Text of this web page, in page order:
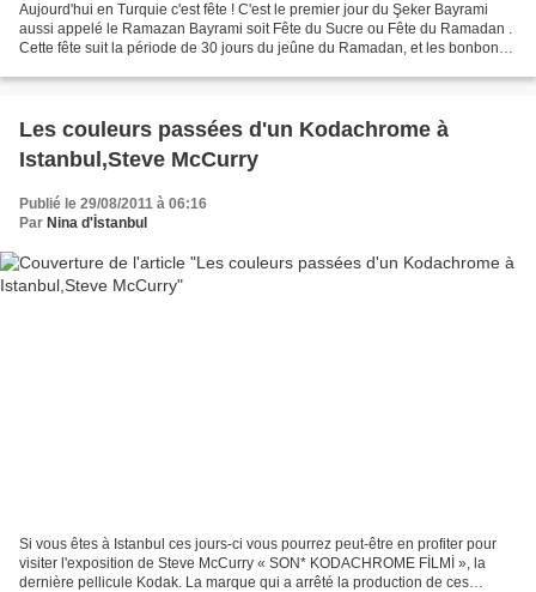
Aujourd'hui en Turquie c'est fête ! C'est le premier jour du Şeker Bayrami
aussi appelé le Ramazan Bayrami soit Fête du Sucre ou Fête du Ramadan .
Cette fête suit la période de 30 jours du jeûne du Ramadan, et les bonbons
Les couleurs passées d'un Kodachrome à
Istanbul,Steve McCurry
Publié le 29/08/2011 à 06:16
Par Nina d'İstanbul
Si vous êtes à Istanbul ces jours-ci vous pourrez peut-être en profiter pour
visiter l'exposition de Steve McCurry « SON* KODACHROME FİLMİ », la
dernière pellicule Kodak. La marque qui a arrêté la production de ces